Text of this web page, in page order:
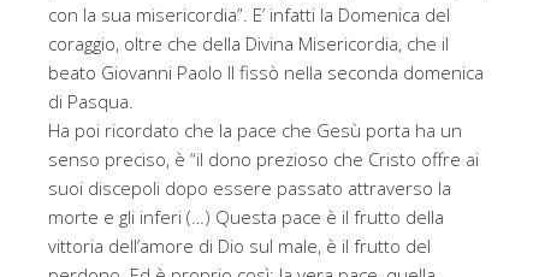
con la sua misericordia”. E’ infatti la Domenica del
coraggio, oltre che della Divina Misericordia, che il
beato Giovanni Paolo II fissò nella seconda domenica
di Pasqua.
Ha poi ricordato che la pace che Gesù porta ha un
senso preciso, è “il dono prezioso che Cristo offre ai
suoi discepoli dopo essere passato attraverso la
morte e gli inferi (…) Questa pace è il frutto della
vittoria dell’amore di Dio sul male, è il frutto del